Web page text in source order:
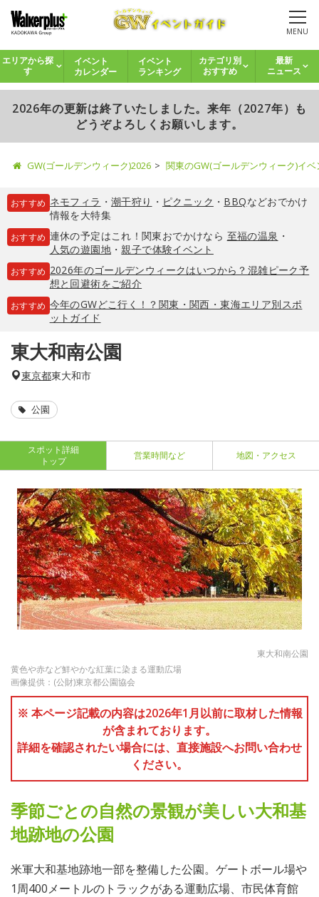
MENU
エリアから探
す
イベント
カレンダー
イベント
ランキング
カテゴリ別
おすすめ
最新
ニュース
2026年の更新は終了いたしました。来年（2027年）も
どうぞよろしくお願いします。
GW(ゴールデンウィーク)2026 関東のGW(ゴールデンウィーク)イ
おすすめ ネモフィラ ・ 潮干狩り ・ ピクニック ・ BBQなどおでかけ
情報を大特集
おすすめ 連休の予定はこれ！関東おでかけなら 至福の温泉 ・
人気の遊園地・親子で体験イベント
おすすめ 2026年のゴールデンウィークはいつから？混雑ピーク予
想と回避術をご紹介
おすすめ 今年のGWどこ行く！？関東・関西・東海エリア別スポ
ットガイド
東大和南公園
東京都東大和市
公園
スポット詳細
トップ
営業時間など 地図・アクセス
東大和南公園
黄色や赤など鮮やかな紅葉に染まる運動広場
画像提供：(公財)東京都公園協会
※ 本ページ記載の内容は2026年1月以前に取材した情報
が含まれております。
詳細を確認されたい場合には、直接施設へお問い合わせ
ください。
季節ごとの自然の景観が美しい大和基
地跡地の公園
米軍大和基地跡地一部を整備した公園。ゲートボール場や
1周400メートルのトラックがある運動広場、市民体育館